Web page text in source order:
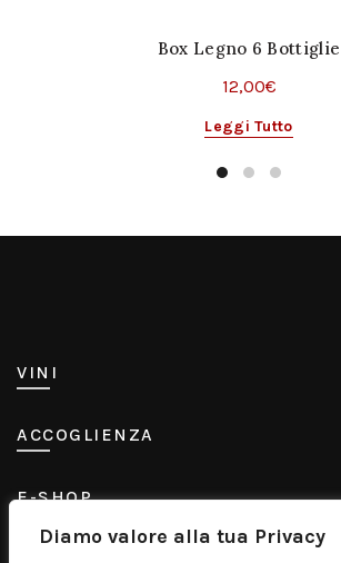
Diamo valore alla tua Privacy
Box Legno 6 Bottiglie
12,00€
Leggi Tutto
VINI
ACCOGLIENZA
E-SHOP